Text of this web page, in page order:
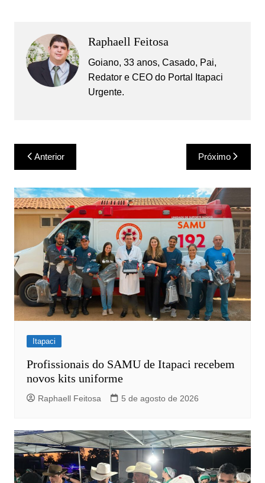
Raphaell Feitosa
Goiano, 33 anos, Casado, Pai,
Redator e CEO do Portal Itapaci
Urgente.
Navegação
de
Post
Anterior Próximo
Itapaci
Profissionais do SAMU de Itapaci recebem
novos kits uniforme
Raphaell Feitosa 5 de agosto de 2026